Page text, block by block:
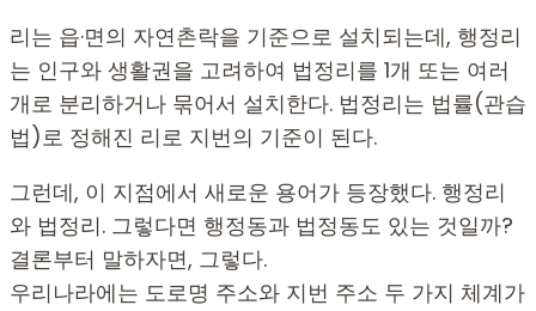
리는 읍·면의 자연촌락을 기준으로 설치되는데, 행정리
는 인구와 생활권을 고려하여 법정리를 1개 또는 여러
개로 분리하거나 묶어서 설치한다. 법정리는 법률(관습
법)로 정해진 리로 지번의 기준이 된다.
그런데, 이 지점에서 새로운 용어가 등장했다. 행정리
와 법정리. 그렇다면 행정동과 법정동도 있는 것일까?
결론부터 말하자면, 그렇다.
우리나라에는 도로명 주소와 지번 주소 두 가지 체계가